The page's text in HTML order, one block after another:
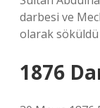
darbesi ve
olarak
1876